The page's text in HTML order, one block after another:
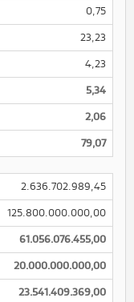
0,75
23,23
4,23
5,34
2,06
79,07
2.636.702.989,45
125.800.000.000,00
61.056.076.455,00
20.000.000.000,00
23.541.409.369,00